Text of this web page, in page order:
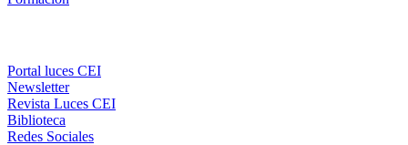
Portal luces CEI
Newsletter
Revista Luces CEI
Biblioteca
Redes Sociales